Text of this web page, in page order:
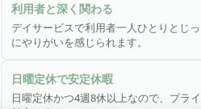
※業務効率化のため記録業務や勤
※簡単な文字入力（メール打ち程度
＼こんな方にピッタリ／
利用者と深く関わる
デイサービスで利用者一人ひとりとじ
にやりがいを感じられます。
日曜定休で安定休暇
日曜定休かつ4週8休以上なので、プラ